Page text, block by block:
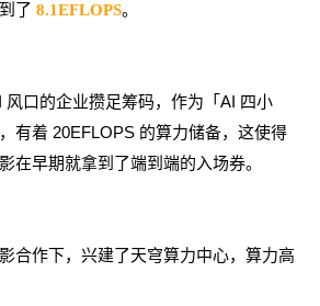
了 8.1EFLOPS。
风口的企业攒足筹码，作为「AI 四小
有着 20EFLOPS 的算力储备，这使得
在早期就拿到了端到端的入场券。
合作下，兴建了天穹算力中心，算力高